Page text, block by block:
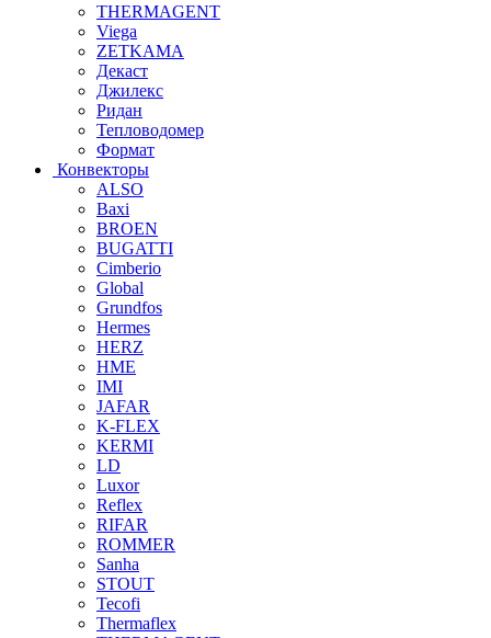
THERMAGENT
Viega
ZETKAMA
Декаст
Джилекс
Ридан
Тепловодомер
Формат
Конвекторы
ALSO
Baxi
BROEN
BUGATTI
Cimberio
Global
Grundfos
Hermes
HERZ
HME
IMI
JAFAR
K-FLEX
KERMI
LD
Luxor
Reflex
RIFAR
ROMMER
Sanha
STOUT
Tecofi
Thermaflex